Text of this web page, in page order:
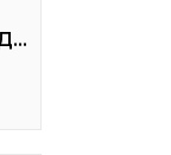
Центр Архітектури, Дизайну та Урбаністики Порохова ВЕЖА